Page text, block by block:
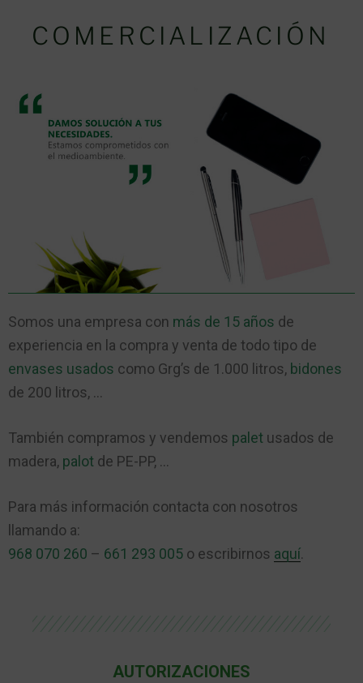
COMERCIALIZACIÓN
Somos una empresa con más de 15 años de
experiencia en la compra y venta de todo tipo de
envases usados como Grg’s de 1.000 litros, bidones
de 200 litros, …
También compramos y vendemos palet usados de
madera, palot de PE-PP, …
Para más información contacta con nosotros
llamando a:
968 070 260 – 661 293 005 o escribirnos aquí.
AUTORIZACIONES